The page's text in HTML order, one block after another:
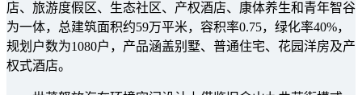
店、旅游度假区、生态社区、产权酒店、康体养生和青年智谷
为一体，总建筑面积约59万平米，容积率0.75，绿化率40%，
规划户数为1080户，产品涵盖别墅、普通住宅、花园洋房及产
权式酒店。